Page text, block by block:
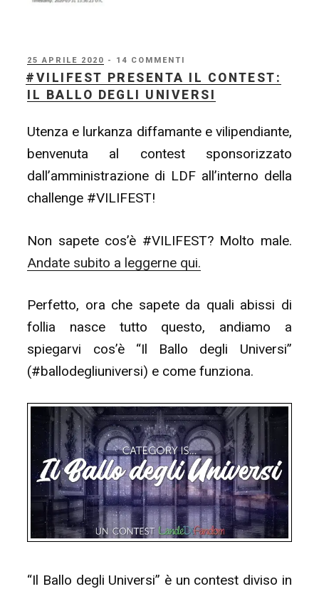
PUBBLICATO
IL
25 APRILE 2020 - 14 COMMENTI
#VILIFEST PRESENTA IL CONTEST:
IL BALLO DEGLI UNIVERSI
Utenza e lurkanza diffamante e vilipendiante,
benvenuta al contest sponsorizzato
dall’amministrazione di LDF all’interno della
challenge #VILIFEST!
Non sapete cos’è #VILIFEST? Molto male.
Andate subito a leggerne qui.
Perfetto, ora che sapete da quali abissi di
follia nasce tutto questo, andiamo a
spiegarvi cos’è “Il Ballo degli Universi”
(#ballodegliuniversi) e come funziona.
“Il Ballo degli Universi” è un contest diviso in